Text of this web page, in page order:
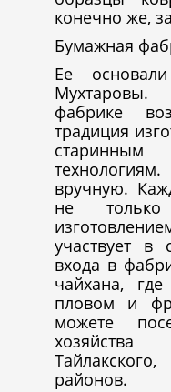
конечно же,
Бумажная
Ее
фабрике
традиция
вручную.
не
участвует в
входа в
чайхана,
пловом и
можете
хозяйства
районов.